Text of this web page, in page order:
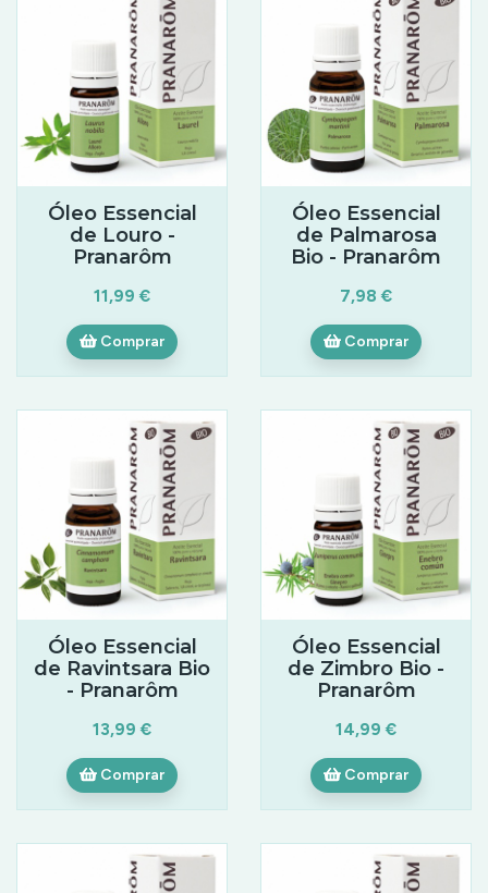
Óleo Essencial
de Louro -
Pranarôm
11,99 €
Comprar
Óleo Essencial
de Palmarosa
Bio - Pranarôm
7,98 €
Comprar
Óleo Essencial
de Ravintsara Bio
- Pranarôm
13,99 €
Comprar
Óleo Essencial
de Zimbro Bio -
Pranarôm
14,99 €
Comprar